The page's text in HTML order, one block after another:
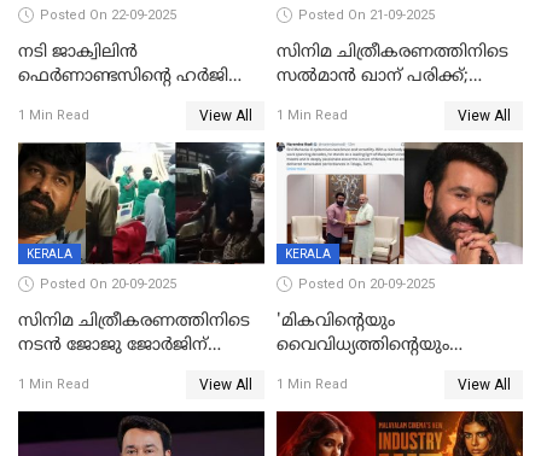
Posted On 22-09-2025
നടി ജാക്വിലിന്‍
ഫെര്‍ണാണ്ടസിന്റെ ഹര്‍ജി
1 Min Read View All
Posted On 21-09-2025
സിനിമ ചിത്രീകരണത്തിനിടെ
സൽമാൻ ഖാന് പരിക്ക്;
മുംബൈയിലേക്ക് മടങ്ങി
1 Min Read View All
KERALA
Posted On 20-09-2025
സിനിമ ചിത്രീകരണത്തിനിടെ
നടൻ ജോജു ജോർജിന്
പറമ്പോലും ഈ സമയം
ജീപ്പിൽ
1 Min Read View All
KERALA
Posted On 20-09-2025
'മികവിന്റെയും
വൈവിധ്യത്തിന്റെയും
അഭിനന്ദിച്ച് പ്രധാനമന്ത്രി
1 Min Read View All